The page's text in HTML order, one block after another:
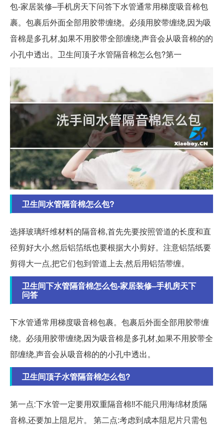
包-家居装修–手机房天下问答下水管通常用梯度吸音棉包
裹。包裹后外面全部用胶带缠绕。必须用胶带缠绕,因为吸
音棉是多孔材,如果不用胶带全部缠绕,声音会从吸音棉的的
小孔中透出。卫生间顶子水管隔音棉怎么包?第一
卫生间水管隔音棉怎么包?
选择玻璃纤维材料的隔音棉,首先先要按照管道的长度和直
径剪好大小,然后铝箔纸也要根据大小剪好。注意铝箔纸要
剪得大一点,把它们包到管道上去,然后用铝箔带缠。
卫生间下水管隔音棉怎么包-家居装修–手机房天下
问答
下水管通常用梯度吸音棉包裹。包裹后外面全部用胶带缠
绕。必须用胶带缠绕,因为吸音棉是多孔材,如果不用胶带全
部缠绕,声音会从吸音棉的的小孔中透出。
卫生间顶子水管隔音棉怎么包?
第一点:下水管一定要用双重隔音棉‼️不能只用海绵材质隔
音棉,还要加上阻尼片。 第二点:考虑到成本阻尼片只需包